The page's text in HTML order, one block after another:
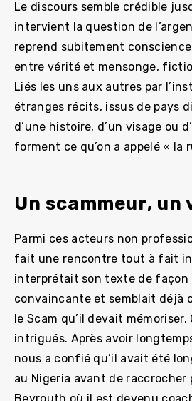
Le discours semble crédible
intervient la question de
reprend subitement
entre vérité et mensonge,
Liés les uns aux autres par
étranges récits, issus de pays
d’une histoire, d’un visage ou
forment ce qu’on a appelé « la
Un scammeur, un
Parmi ces acteurs non
fait une rencontre tout à fait
interprétait son texte de façon
convaincante et semblait déjà
le Scam qu’il devait mémoriser.
intrigués. Après avoir
nous a confié qu’il avait été
au Nigeria avant de raccrocher